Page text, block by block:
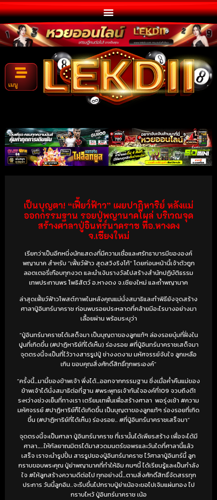
เมนู
เป็นบุญตา! “เฟี้ยว์ฟ้าว” เผยปาฏิหาริย์ หลังแม่
ออกกรรมฐาน รอยปู่พญานาคโผล่ บริเวณจุด
สร้างศาลาปู่อินทร์นาคราช ที่อ.หางดง
จ.เชียงใหม่
เรียกว่าเป็นอีกหนึ่งนักแสดงที่มีความเชื่อและศรัทธาบารมีขององค์
พญานาค สำหรับ “เฟี้ยว์ฟ้าว สุดสวิงริงโก้” โดยก่อนหน้านี้เจ้าตัวถูก
ลอตเตอรี่เกือบทุกงวด และนำเงินรางวัลไปสร้างสำนักปฏิบัติธรรม
เทพประทานพร โพธิสัตว์ อ.หางดง จ.เชียงใหม่ และถ้ำพญานาค
ล่าสุดเฟี้ยว์ฟ้าวโพสต์ภาพในหลังคุณแม่นั่งสมาธิและทำพิธียังจุดสร้าง
ศาลาปู่อินทร์นาคราช ก่อนพบรอยประหลาดที่คล้ายมีอะไรบางอย่างมา
เลื้อยผ่าน พร้อมระบุว่า
“ปู่อินทร์นาคราชได้เสด็จมา เป็นบุญตาของลูกแท้ๆ ล่องรอยบุ๋มที่ฝั่งใน
ปูนที่เกิดขึ้น (#ปาฏิหาริย์ที่ได้เห็น) ร่องรอย #ที่ปู่อินทร์นาคราชเสด็จมา
จุดตรงนี้จะเป็นที่ไว้วางสารรูปปู่ ช่างงดงาม มหัศจรรย์จับใจ ลูกเหลือ
เกิน ขอบคุณสิ่งศักดิ์สิทธิ์ทุกพระองค์”
“ครั้งนี้…มามี้ของข้าพเจ้า พึ่งได้…ออกจากกรรมฐาน ซึ่งเมื่อค่ำคืนแม่ของ
ข้าพเจ้าได้นั่งสมาธิต่อที่ฐาน #พระพุทธเจ้าทันใจองค์ที่109 จวบถึงตี1
ระหว่างช่วงเย็นที่ทางเรา เตรียมเทพื้นเพื่อสร้างศาลา พอรุ่งเช้า #ความ
มหัศจรรย์ #ปาฏิหาริย์ก็ได้เกิดขึ้น เป็นบุญตาของลูกแท้ๆ ร่องรอยที่เกิด
ขึ้น (#ปาฏิหาริย์ที่ได้เห็น) ร่องรอย.. #ที่ปู่อินทร์นาคราชเสร็จมา”
จุดตรงนี้จะเป็นศาลา ปู่อินทร์นาคราช ที่เรานั้นได้เพียรสร้าง เพื่อจะได้มี
ศาลา…..ให้กัลยาณมิตรได้มาสวดมนตร์ขอพรและวันใดที่ศาลานี้แล้ว
เสร็จ เราจะนำรูปปั้น สารรูปของปู่อินทร์นาคราช ไว้ศาลาปู่อินทร์นี้ ลูก
กราบขอบพระคุณ ปู่ย่าพญานาคที่ทำให้อิม คนๆนี้ ได้เรียนรู้และเป็นกำลัง
ใจ #ให้ลูกสร้างความดีต่อไป ทุกอย่างนี้…ตามสิ่งศักดิ์สิทธิ์จัดสรรทุก
ประการ วันนี้ลูกอิม..จะรีบขึ้นไปกราบปู่ย่าเน้อจะขอไปเจิมแผ่นทอง ไป
กราบไหว้ ปู่อินทร์นาคราช เน้อ